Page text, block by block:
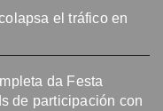
el tráfico en
da Festa
de participación con